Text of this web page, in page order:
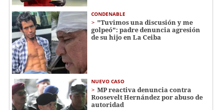
CONDENABLE
"Tuvimos una discusión y me
golpeó": padre denuncia agresión
de su hijo en La Ceiba
NUEVO CASO
MP reactiva denuncia contra
Roosevelt Hernández por abuso de
autoridad